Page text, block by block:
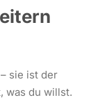
sie ist der
was du willst.